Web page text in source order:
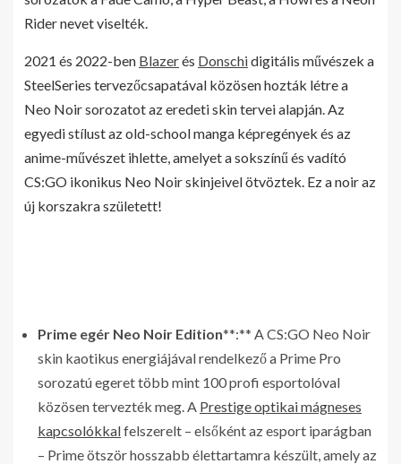
Rider nevet viselték.
2021 és 2022-ben Blazerés Donschidigitális művészek a
SteelSeries tervezőcsapatával közösen hozták létre a
Neo Noir sorozatot az eredeti skin tervei alapján. Az
egyedi stílust az old-school manga képregények és az
anime-művészet ihlette, amelyet a sokszínű és vadító
CS:GO ikonikus Neo Noir skinjeivel ötvöztek. Ez a noir az
új korszakra született!
Prime egér Neo Noir Edition**:** A CS:GO Neo Noir
skin kaotikus energiájával rendelkező a Prime Pro
sorozatú egeret több mint 100 profi esportolóval
közösen tervezték meg. A Prestige optikai mágneses
kapcsolókkalfelszerelt – elsőként az esport iparágban
– Prime ötször hosszabb élettartamra készült, amely az